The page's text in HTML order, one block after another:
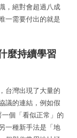
，絕對會超過八成
一需要付出的就是
麼持續學習
台灣出現了大量的
議的連結，例如假
個「看似正常」的
一種新手法是「地